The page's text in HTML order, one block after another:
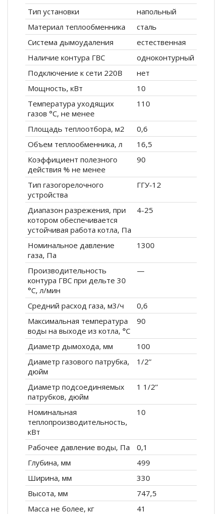
Тип установки
напольный
Материал теплообменника
сталь
Система дымоудаления
естественная
Наличие контура ГВС
одноконтурный
Подключение к сети 220В
нет
Мощность, кВт
10
Температура уходящих
газов °С, не менее
110
Площадь теплоотбора, м2
0,6
Объем теплообменника, л
16,5
Коэффициент полезного
действия % не менее
90
Тип газогорелочного
устройства
ГГУ-12
Диапазон разрежения, при
котором обеспечивается
устойчивая работа котла, Па
4-25
Номинальное давление
газа, Па
1300
Производительность
контура ГВС при дельте 30
°С, л/мин
—
Средний расход газа, м3/ч
0,6
Максимальная температура
воды на выходе из котла, °С
90
Диаметр дымохода, мм
100
Диаметр газового патрубка,
дюйм
1/2’’
Диаметр подсоединяемых
патрубков, дюйм
1 1/2’’
Номинальная
теплопроизводительность,
кВт
10
Рабочее давление воды, Па
0,1
Глубина, мм
499
Ширина, мм
330
Высота, мм
747,5
Масса не более, кг
41